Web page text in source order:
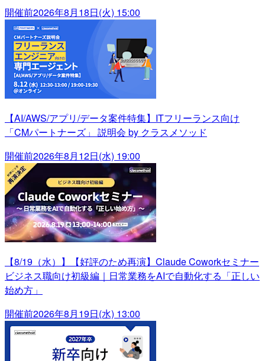
開催前2026年8月18日(火) 15:00
【AI/AWS/アプリ/データ案件特集】ITフリーランス向け
「CMパートナーズ」 説明会 by クラスメソッド
開催前2026年8月12日(水) 19:00
【8/19（水）】【好評のため再演】Claude Coworkセミナー
ビジネス職向け初級編｜日常業務をAIで自動化する「正しい
始め方」
開催前2026年8月19日(水) 13:00